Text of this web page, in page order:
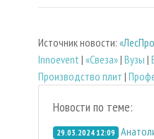
Источник новости:
Innoevent | «Свеза»| Вузы |
Производство плит |
Новости по теме:
29.03.2024 12:09